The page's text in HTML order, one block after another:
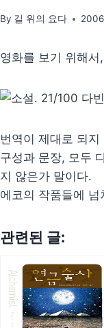
By 길 위의 요다
영화를 보기 위해
번역이 제대로 되
구성과 문장, 모두
지 않은가 말이다.
에코의 작품들에
관련된 글: